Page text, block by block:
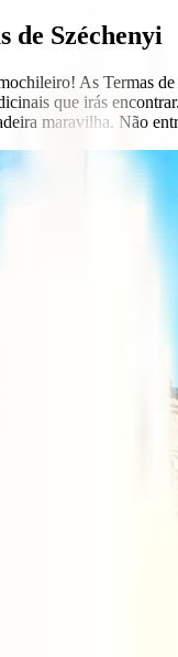
de Széchenyi
As Termas
que irás
maravilha. Não